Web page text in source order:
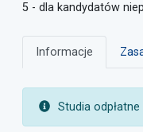
5 - dla kandydatów
Informacje
UWAGA:
Studia odpłatne